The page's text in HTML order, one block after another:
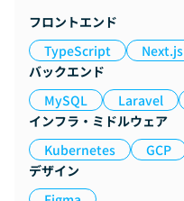
フロントエンド
TypeScript
Next.js
バックエンド
MySQL
Laravel
インフラ・ミドルウェア
Kubernetes
GCP
デザイン